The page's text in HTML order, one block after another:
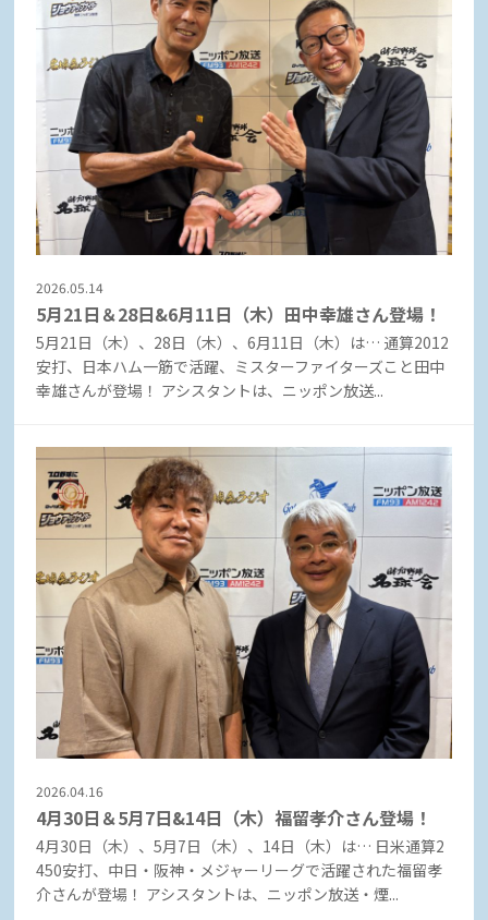
2026.05.14
5月21日＆28日&6月11日（木）田中幸雄さん登場！
5月21日（木）、28日（木）、6月11日（木）は… 通算2012
安打、日本ハム一筋で活躍、ミスターファイターズこと田中
幸雄さんが登場！ アシスタントは、ニッポン放送...
2026.04.16
4月30日＆5月7日&14日（木）福留孝介さん登場！
4月30日（木）、5月7日（木）、14日（木）は… 日米通算2
450安打、中日・阪神・メジャーリーグで活躍された福留孝
介さんが登場！ アシスタントは、ニッポン放送・煙...